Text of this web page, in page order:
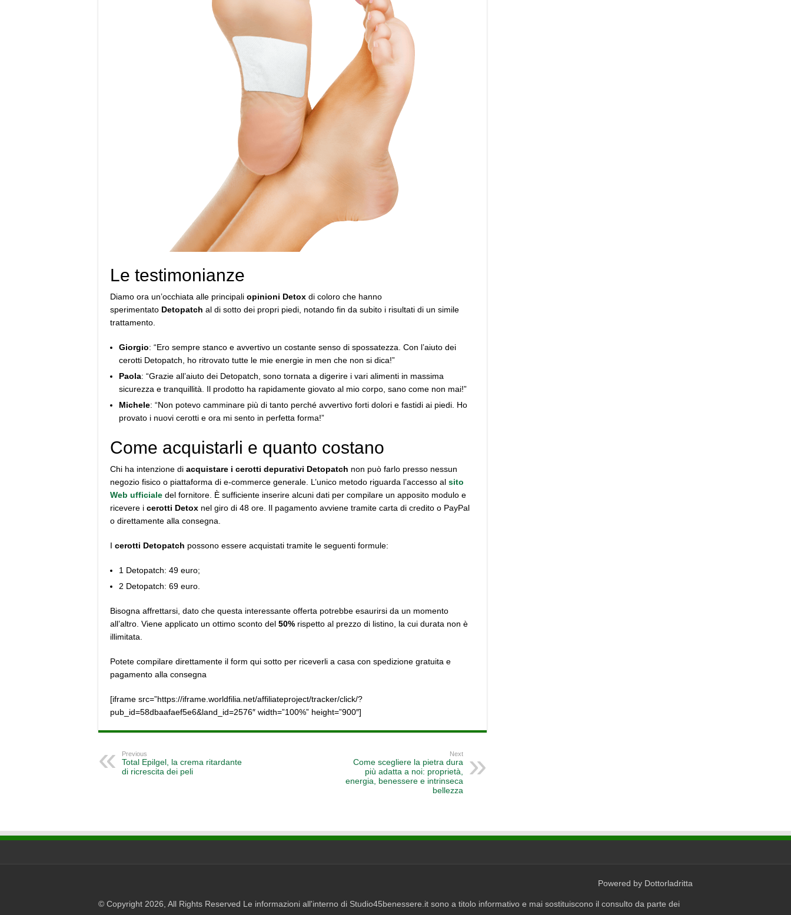
Le testimonianze
Diamo ora un’occhiata alle principali opinioni Detox di coloro che hanno
sperimentato Detopatch al di sotto dei propri piedi, notando fin da subito i risultati di un simile
trattamento.
Giorgio: “Ero sempre stanco e avvertivo un costante senso di spossatezza. Con l’aiuto dei
cerotti Detopatch, ho ritrovato tutte le mie energie in men che non si dica!”
Paola: “Grazie all’aiuto dei Detopatch, sono tornata a digerire i vari alimenti in massima
sicurezza e tranquillità. Il prodotto ha rapidamente giovato al mio corpo, sano come non mai!”
Michele: “Non potevo camminare più di tanto perché avvertivo forti dolori e fastidi ai piedi. Ho
provato i nuovi cerotti e ora mi sento in perfetta forma!”
Come acquistarli e quanto costano
Chi ha intenzione di acquistare i cerotti depurativi Detopatch non può farlo presso nessun
negozio fisico o piattaforma di e-commerce generale. L’unico metodo riguarda l’accesso al sito
Web ufficiale del fornitore. È sufficiente inserire alcuni dati per compilare un apposito modulo e
ricevere i cerotti Detox nel giro di 48 ore. Il pagamento avviene tramite carta di credito o PayPal
o direttamente alla consegna.
I cerotti Detopatch possono essere acquistati tramite le seguenti formule:
1 Detopatch: 49 euro;
2 Detopatch: 69 euro.
Bisogna affrettarsi, dato che questa interessante offerta potrebbe esaurirsi da un momento
all’altro. Viene applicato un ottimo sconto del 50% rispetto al prezzo di listino, la cui durata non è
illimitata.
Potete compilare direttamente il form qui sotto per riceverli a casa con spedizione gratuita e
pagamento alla consegna
[iframe src=”https://iframe.worldfilia.net/affiliateproject/tracker/click/?
pub_id=58dbaafaef5e6&land_id=2576″ width=”100%” height=”900″]
Previous
Total Epilgel, la crema ritardante
di ricrescita dei peli
Next
Come scegliere la pietra dura
più adatta a noi: proprietà,
energia, benessere e intrinseca
bellezza
Powered by Dottorladritta
© Copyright 2026, All Rights Reserved Le informazioni all'interno di Studio45benessere.it sono a titolo informativo e mai sostituiscono il consulto da parte dei